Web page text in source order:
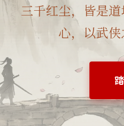
三千红尘，皆是
心，以武侠